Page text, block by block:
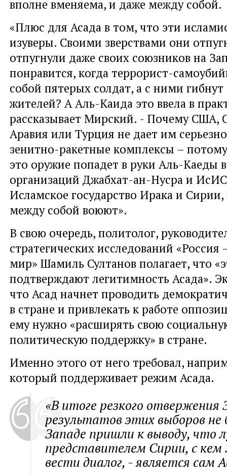
вполне вменяема, и даже между собой.
«Плюс для Асада в том, что эти
изуверы. Своими зверствами они
отпугнули даже своих союзников на
понравится, когда террорист-
собой пятерых солдат, а с ними
жителей? А Аль-Каида это ввела в
рассказывает Мирский. - Почему США,
Аравия или Турция не дает им
зенитно-ракетные комплексы –
это оружие попадет в руки Аль-Каеды
организаций Джабхат-ан-Нусра и
Исламское государство Ирака и
между собой воюют».
В свою очередь, политолог,
стратегических исследований
мир» Шамиль Султанов полагает, что
подтверждают легитимность Асада».
что Асад начнет проводить
в стране и привлекать к работе
ему нужно «расширять свою
политическую поддержку» в стране.
Именно этого от него требовал,
который поддерживает режим Асада.
«В итоге резкого отвержения
результатов этих выборов
Западе пришли к выводу, что
представителем Сирии, с кем
вести диалог, - является сам